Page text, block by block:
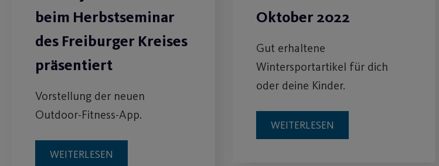
beim Herbstseminar
des Freiburger Kreises
präsentiert
Vorstellung der neuen
Outdoor-Fitness-App.
WEITERLESEN
Oktober 2022
Gut erhaltene
Wintersportartikel für dich
oder deine Kinder.
WEITERLESEN